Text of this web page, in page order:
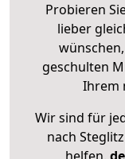
Probieren
lieber
geschulten
Ihrem
Wir sind für
nach